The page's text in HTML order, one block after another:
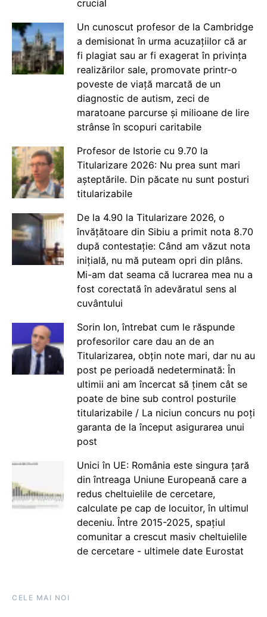
crucial
Un cunoscut profesor de la Cambridge
a demisionat în urma acuzațiilor că ar
fi plagiat sau ar fi exagerat în privința
realizărilor sale, promovate printr-o
poveste de viață marcată de un
diagnostic de autism, zeci de
maratoane parcurse și milioane de lire
strânse în scopuri caritabile
Profesor de Istorie cu 9.70 la
Titularizare 2026: Nu prea sunt mari
așteptările. Din păcate nu sunt posturi
titularizabile
De la 4.90 la Titularizare 2026, o
învățătoare din Sibiu a primit nota 8.70
după contestație: Când am văzut nota
inițială, nu mă puteam opri din plâns.
Mi-am dat seama că lucrarea mea nu a
fost corectată în adevăratul sens al
cuvântului
Sorin Ion, întrebat cum le răspunde
profesorilor care dau an de an
Titularizarea, obțin note mari, dar nu au
post pe perioadă nedeterminată: În
ultimii ani am încercat să ținem cât se
poate de bine sub control posturile
titularizabile / La niciun concurs nu poți
garanta de la început asigurarea unui
post
Unici în UE: România este singura țară
din întreaga Uniune Europeană care a
redus cheltuielile de cercetare,
calculate pe cap de locuitor, în ultimul
deceniu. Între 2015-2025, spațiul
comunitar a crescut masiv cheltuielile
de cercetare - ultimele date Eurostat
CELE MAI NOI